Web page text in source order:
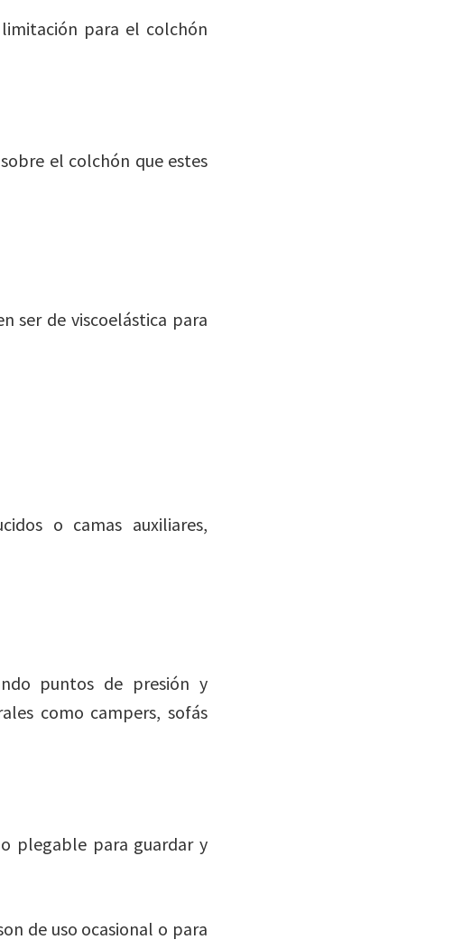
para el colchón
el colchón que estes
ser de viscoelástica para
o camas auxiliares,
puntos de presión y
como campers, sofás
plegable para guardar y
de uso ocasional o para